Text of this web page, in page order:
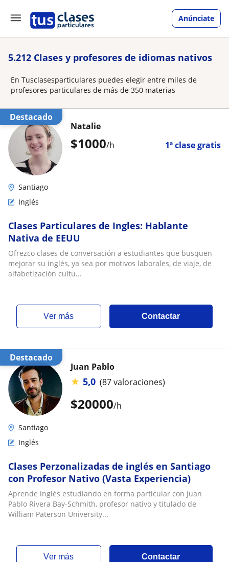
Anúnciate
5.212 Clases y profesores de idiomas nativos
En Tusclasesparticulares puedes elegir entre miles de
profesores particulares de más de 350 materias
Destacado
$1000/h 1ª clase gratis
Natalie
Santiago
Inglés
Clases Particulares de Ingles: Hablante
Nativa de EEUU
Ofrezco clases de conversación a estudiantes que busquen
mejorar su inglés, ya sea por motivos laborales, de viaje, de
alfabetización cultu...
ver más Contactar
Destacado
$20000/h
Juan Pablo
★ 5,0 (87 valoraciones)
Santiago
Inglés
Clases Perzonalizadas de inglés en Santiago
con Profesor Nativo (Vasta Experiencia)
Aprende inglés estudiando en forma particular con Juan
Pablo Rivera Bay-Schmith, profesor nativo y titulado de
William Paterson University...
ver más Contactar